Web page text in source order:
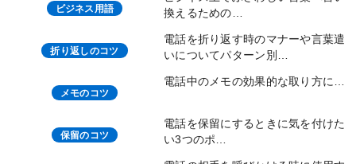
ビジネス用語
換えるための…
折り返しのコツ
電話を折り返す時のマナーや言葉遣
いについてパターン別…
メモのコツ
電話中のメモの効果的な取り方に…
保留のコツ
電話を保留にするときに気を付けた
い3つのポ…